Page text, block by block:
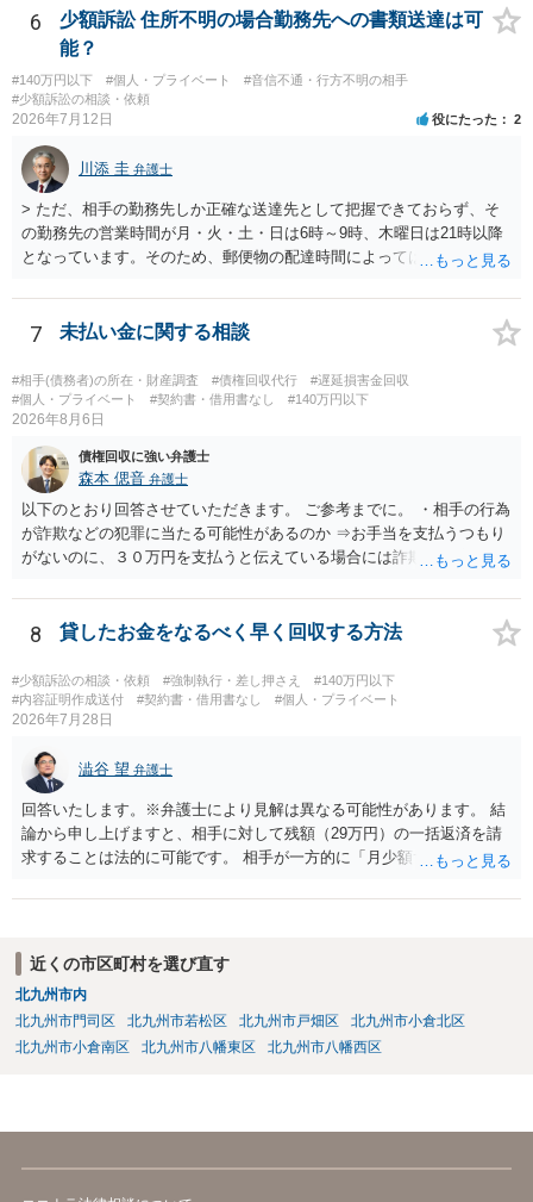
6
少額訴訟 住所不明の場合勤務先への書類送達は可
能？
#140万円以下 #個人・プライベート
#音信不通・行方不明の相手
#少額訴訟の相談・依頼
2026年7月12日 役にたった 2
川添 圭 弁護士
> ただ、相手の勤務先しか正確な送達先として把握できておらず、そ
の勤務先の営業時間が月・火・土・日は6時～9時、木曜日は21時以降
となっています。そのため、郵便物の配達時間によっては受け取りが
夜間の送達を上申するのが基本になりますが、感覚的には郵便局を動
かすには早すぎるので執行官送達を申し立てる必要があるかもしれま
せん。裁判所としては（あまりに特殊すぎて）就業場所送達を認めな
い可能性もありますし、執行官送達には費用もかかりますので、まず
は裁判所へ相談した方がよいと思います。
7 未払い金に関する相談
#相手(債務者)の所在・財産調査 #債権回収代行
#遅延損害金回収
#個人・プライベート
#契約書・借用書なし #140万円以下
2026年8月6日
債権回収に強い弁護士
森本 偲音 弁護士
以下のとおり回答させていただきます。 ご参考までに。 ・相手の行為
が詐欺などの犯罪に当たる可能性があるのか ⇒お手当を支払うつもり
がないのに、３０万円を支払うと伝えている場合には詐欺罪に該当す
段が取れるのか ⇒契約に基づく履行請求として３０万円を請求するこ
とが考えられますが、 パパ活の契約は、売春防止法に抵触する契約
条）となるため、相手方に請求できない可能性が高いです。 ・相手の
氏名や住所が分からない状態でも対応可能なのか ⇒訴訟等の裁判上の
手続を利用する場合には、原則として相手方の住所・氏名を把握して
8 貸したお金をなるべく早く回収する方法
#少額訴訟の相談・依頼 #強制執行・差し押さえ
#140万円以下
#内容証明作成送付
#契約書・借用書なし #個人・プライベート
2026年7月28日
澁谷 望 弁護士
回答いたします。※弁護士により見解は異なる可能性があります。 結
論から申し上げますと、相手に対して残額（29万円）の一括返済を請
求することは法的に可能です。 相手が一方的に「月少額ずつ返す」と
は成立していません。当初の返済期日も過ぎているため、一括返済を
です。 分割拒否と一括請求の通知：PayPayのメッセージ等で「分割
払いには同意していないため、残額の一括払いを求める」旨を明確に
伝えます。 相手の本名・住所の確認：応じない場合に法的手段（少額
訴訟など）をとるには、相手の身元が必要です。分からない場合は、
まず本名や住所の特定を進めてください。 相手が購入した高額商品
近くの市区町村を選び直す
北九州市内
北九州市門司区
北九州市若松区 北九州市戸畑区
北九州市小倉北区
北九州市小倉南区
北九州市八幡東区 北九州市八幡西区